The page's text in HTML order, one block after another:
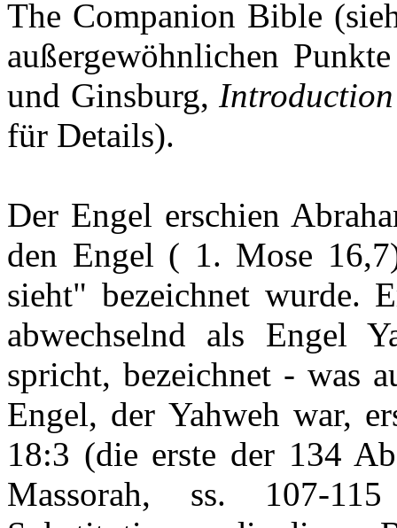
The Companion Bible
außergewöhnlichen
und Ginsburg,
für Details).
Der Engel erschien
den Engel ( 1. Mose
sieht" bezeichnet wurde.
abwechselnd als Engel
spricht, bezeichnet - was
Engel, der Yahweh war,
18:3 (die erste der 134
Massorah, ss. 107-